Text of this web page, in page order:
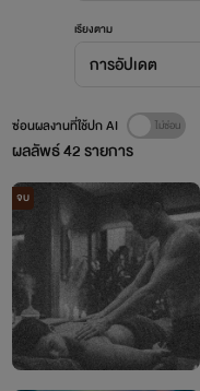
เรียงตาม
การอัปเดต
ผลลัพธ์42รายการ
ซ่อนผลงานที่ใช้ปก AI
จบ